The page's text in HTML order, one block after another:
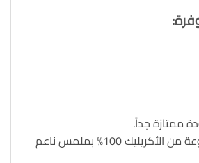
ممتازة جداً.
• خيوط الوبر مصنوعة من الأكريليك 100% بملمس ناعم